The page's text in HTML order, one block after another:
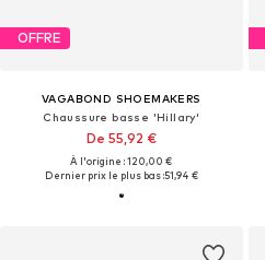
OFFRE
VAGABOND SHOEMAKERS
Chaussure basse 'Hillary'
De 55,92 €
À l'origine : 120,00 €
Dernier prix le plus bas :51,94 €